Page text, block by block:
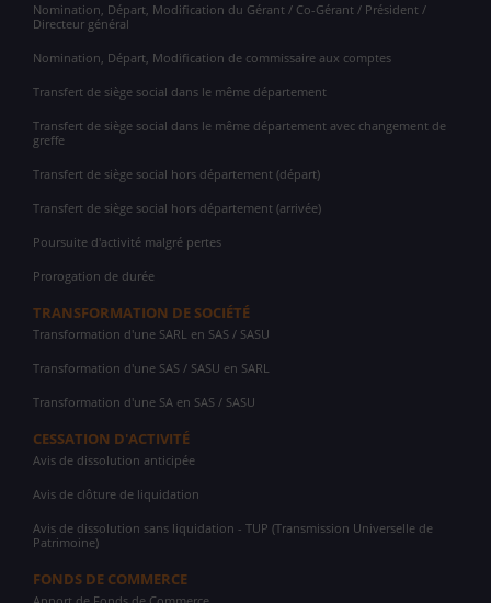
Nomination, Départ, Modification du Gérant / Co-Gérant / Président /
Directeur général
Nomination, Départ, Modification de commissaire aux comptes
Transfert de siège social dans le même département
Transfert de siège social dans le même département avec changement de
greffe
Transfert de siège social hors département (départ)
Transfert de siège social hors département (arrivée)
Poursuite d'activité malgré pertes
Prorogation de durée
TRANSFORMATION DE SOCIÉTÉ
Transformation d'une SARL en SAS / SASU
Transformation d'une SAS / SASU en SARL
Transformation d'une SA en SAS / SASU
CESSATION D'ACTIVITÉ
Avis de dissolution anticipée
Avis de clôture de liquidation
Avis de dissolution sans liquidation - TUP (Transmission Universelle de
Patrimoine)
FONDS DE COMMERCE